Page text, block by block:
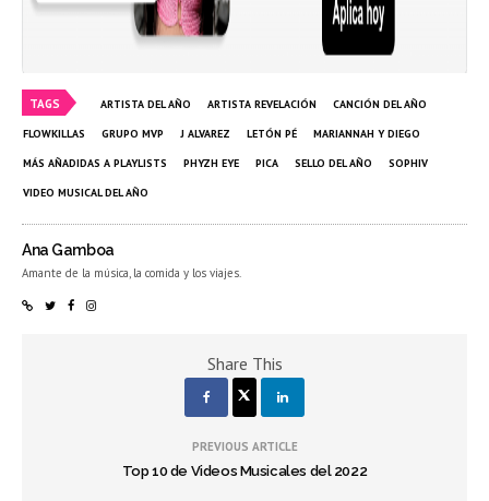
TAGS ARTISTA DEL AÑO ARTISTA REVELACIÓN CANCIÓN DEL AÑO
FLOWKILLAS GRUPO MVP J ALVAREZ LETÓN PÉ MARIANNAH Y DIEGO
MÁS AÑADIDAS A PLAYLISTS PHYZH EYE PICA SELLO DEL AÑO SOPHIV
VIDEO MUSICAL DEL AÑO
Ana Gamboa
Amante de la música, la comida y los viajes.
Share This
PREVIOUS ARTICLE
Top 10 de Videos Musicales del 2022